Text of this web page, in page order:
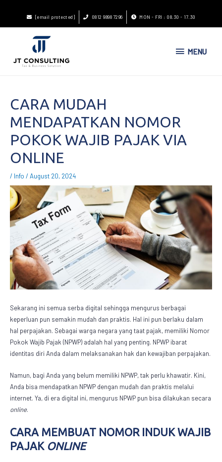
[email protected] 0812 9898 7296 MON - FRI : 08.30 - 17.30
MENU
CARA MUDAH
MENDAPATKAN NOMOR
POKOK WAJIB PAJAK VIA
ONLINE
/ Info /August 20, 2024
Sekarang ini semua serba digital sehingga mengurus berbagai
keperluan pun semakin mudah dan praktis. Hal ini pun berlaku dalam
hal perpajakan. Sebagai warga negara yang taat pajak, memiliki Nomor
Pokok Wajib Pajak (NPWP) adalah hal yang penting. NPWP ibarat
identitas diri Anda dalam melaksanakan hak dan kewajiban perpajakan.
Namun, bagi Anda yang belum memiliki NPWP, tak perlu khawatir. Kini,
Anda bisa mendapatkan NPWP dengan mudah dan praktis melalui
internet. Ya, di era digital ini, mengurus NPWP pun bisa dilakukan secara
online.
CARA MEMBUAT NOMOR INDUK WAJIB
PAJAK ONLINE